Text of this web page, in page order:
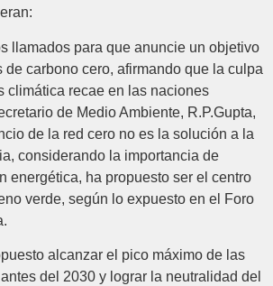
llamados para que anuncie un objetivo
de carbono cero, afirmando que la culpa
climática recae en las naciones
de Medio Ambiente, R.P.Gupta,
de la red cero no es la solución a la
considerando la importancia de
energética, ha propuesto ser el centro
verde, según lo expuesto en el Foro
alcanzar el pico máximo de las
del 2030 y lograr la neutralidad del